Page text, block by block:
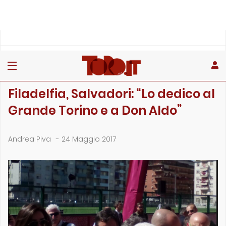
Filadelfia, Salvadori: “Lo dedico al
Grande Torino e a Don Aldo”
Andrea Piva - 24 Maggio 2017